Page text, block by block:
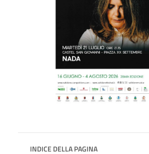
INDICE DELLA PAGINA